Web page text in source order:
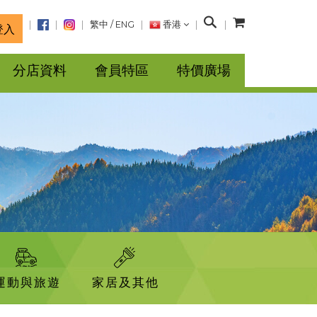
入 繁中 / ENG 香港
搜
分店資料 會員特區 特價廣場
動與旅遊 家居及其他